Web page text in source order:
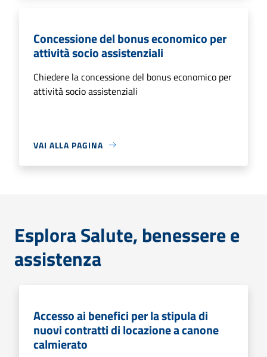
Concessione del bonus economico per
attività socio assistenziali
Chiedere la concessione del bonus economico per
attività socio assistenziali
VAI ALLA PAGINA
Esplora Salute, benessere e
assistenza
Accesso ai benefici per la stipula di
nuovi contratti di locazione a canone
calmierato